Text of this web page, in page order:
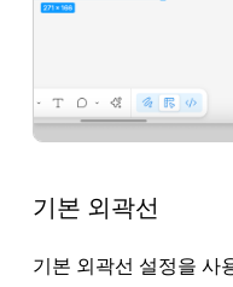
기본 외곽선
기본 외곽선 설정을 사